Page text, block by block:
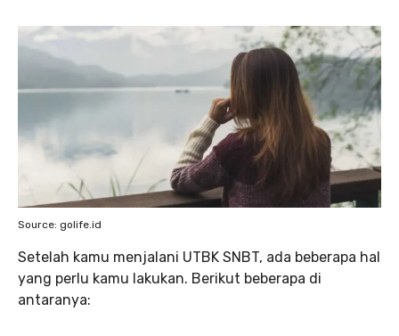
Source: golife.id
Setelah kamu menjalani UTBK SNBT, ada beberapa hal
yang perlu kamu lakukan. Berikut beberapa di
antaranya: